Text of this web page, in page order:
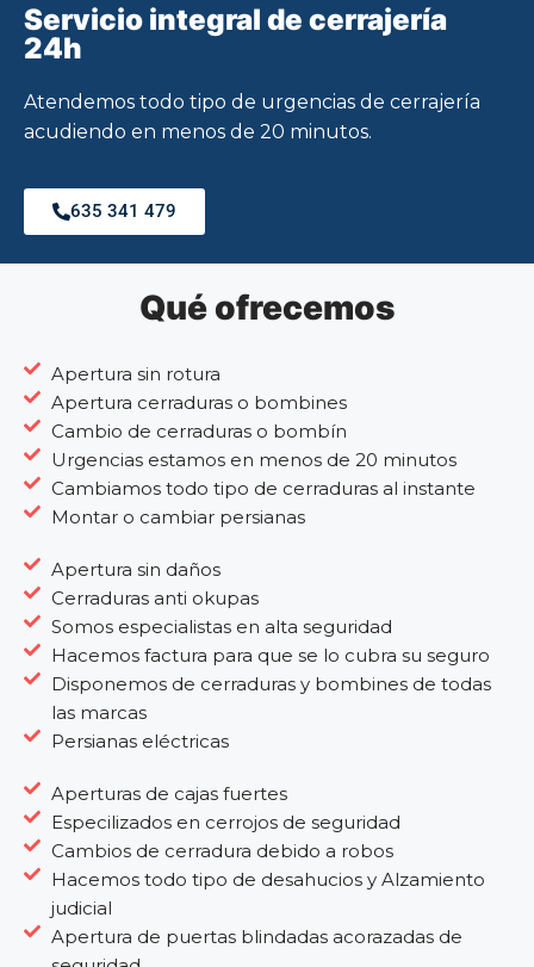
Servicio integral de cerrajería
24h
Atendemos todo tipo de urgencias de cerrajería
acudiendo en menos de 20 minutos.
635 341 479
Qué ofrecemos
Apertura sin rotura
Apertura cerraduras o bombines
Cambio de cerraduras o bombín
Urgencias estamos en menos de 20 minutos
Cambiamos todo tipo de cerraduras al instante
Montar o cambiar persianas
Apertura sin daños
Cerraduras anti okupas
Somos especialistas en alta seguridad
Hacemos factura para que se lo cubra su seguro
Disponemos de cerraduras y bombines de todas
las marcas
Persianas eléctricas
Aperturas de cajas fuertes
Especilizados en cerrojos de seguridad
Cambios de cerradura debido a robos
Hacemos todo tipo de desahucios y Alzamiento
judicial
Apertura de puertas blindadas acorazadas de